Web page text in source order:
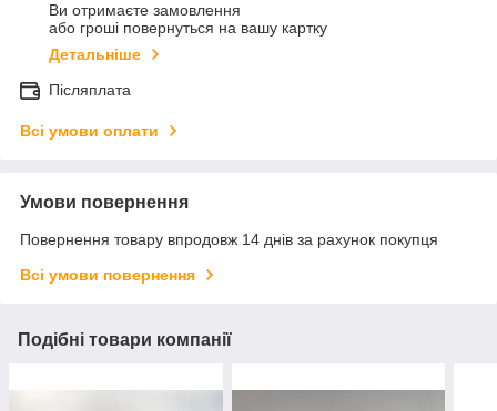
Ви отримаєте замовлення
або гроші повернуться на вашу картку
Детальніше
Післяплата
Всі умови оплати
Умови повернення
Повернення товару впродовж 14 днів за рахунок покупця
Всі умови повернення
Подібні товари компанії